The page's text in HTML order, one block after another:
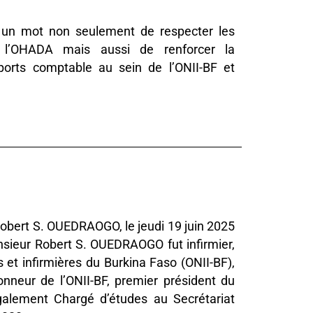
mot non seulement de respecter les
mais aussi de renforcer la
comptable au sein de l’ONII-BF et
S. OUEDRAOGO, le jeudi 19 juin 2025
Robert S. OUEDRAOGO fut infirmier,
infirmières du Burkina Faso (ONII-BF),
de l’ONII-BF, premier président du
Chargé d’études au Secrétariat